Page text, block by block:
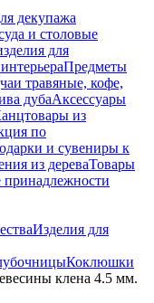
декупажа
и столовые
для
Предметы
травяные, кофе,
дубаАксессуары
из
по
и сувениры к
из дереваТовары
Изделия для
Коклюшки
клена 4.5 мм.